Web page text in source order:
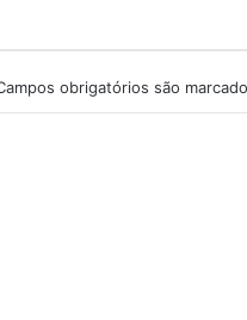
obrigatórios são